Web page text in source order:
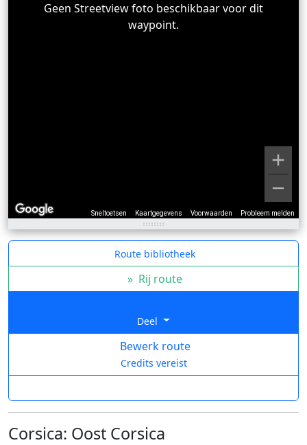
Sneltoetsen Kaartgegevens Voorwaarden Probleem melden
Geen Streetview foto beschikbaar voor dit
waypoint.
Route bibliotheek
» Rij route
Deel
Bewerk route
Credits vereist
Corsica: Oost Corsica